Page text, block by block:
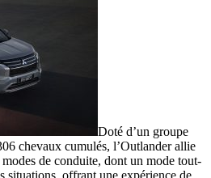
Doté d’un groupe
chevaux cumulés, l’Outlander allie
de conduite, dont un mode tout-